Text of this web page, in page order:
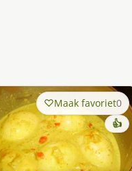
Maak favoriet0
👍